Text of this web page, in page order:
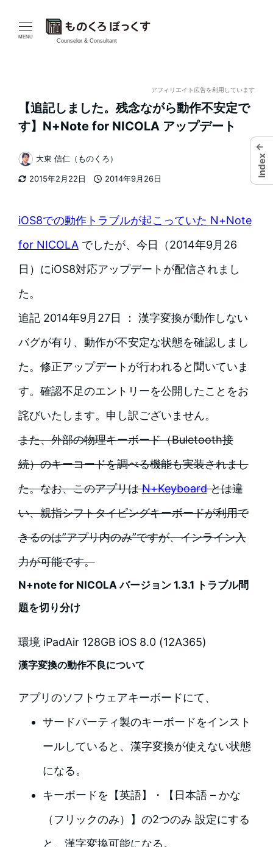
MENU
Counselor & Consultant
アフィリエイト広告を利用しています
【追記しました。残念ながら動作不安定で
す】N+Note for NICOLA アップデート
2015年2月22日
2014年9月26日
著
者
大東 信仁（ものくろ）
iOS8での動作トラブルが起こっていた N+Note
for NICOLAでしたが、今日（2014年9月26
日）にiOS8対応アップデートが配信されまし
た。
追記 2014年9月27日 ： 漢字変換が動作しない
バグが有り、動作が不安定な状態を確認しまし
た。修正アップデートが行われると聞いていま
す。確認不足のエントリーを公開したことをお
詫びいたします。申し訳ございません。
また、外部の物理キーボード（Buletooth接
続）のキーコードを調べる機能も実装されまし
た。なお、このアプリはN+Keyboardとは違
い、親指シフトタイピングキーボードが利用で
きるのは”アプリ内のみ”ですが、インライン入
力が可能です。
N+note for NICOLA バージョン 1.3.1 トラブル問
題を切り分け
環境 iPadAir 128GB iOS 8.0 (12A365)
漢字変換の動作不良について
アプリのソフトウェアキーボードにて、
サードパーティ製のキーボードをインスト
ールしていると、漢字変換が使えない状態
になる。
キーボードを【英語】・【日本語 – かな
（フリックのみ）】の2つのみ 設定にする
と、漢字変換可能になる。
←
Index